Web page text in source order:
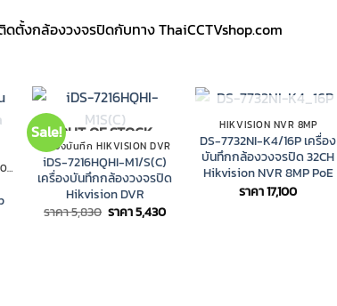
ตั้งกล้องวงจรปิดกับทาง ThaiCCTVshop.com
HIKVISION COLORVU TURBO HD
Sale!OUT OF STOCK
เครื่องบันทึก HIKVISION DVR
iDS-7216HQHI-M1/S(C)
เครื่องบันทึกกล้องวงจรปิด
Hikvision DVR
ราคา5,830 Original
ราคา5,430Current
OUT OF STOCK
HIKVISION NVR 8MP
DS-7732NI-K4/16P เครื่อง
บันทึกกล้องวงจรปิด 32CH
Hikvision NVR 8MP PoE
ราคา17,100